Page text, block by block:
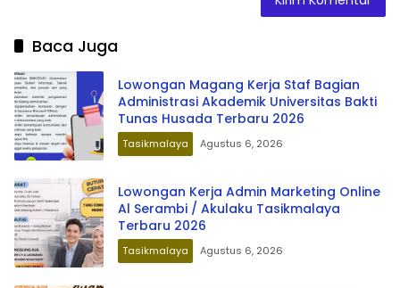
Baca Juga
Lowongan Magang Kerja Staf Bagian
Administrasi Akademik Universitas Bakti
Tunas Husada Terbaru 2026
Tasikmalaya Agustus 6, 2026
Lowongan Kerja Admin Marketing Online
Al Serambi / Akulaku Tasikmalaya
Terbaru 2026
Tasikmalaya Agustus 6, 2026